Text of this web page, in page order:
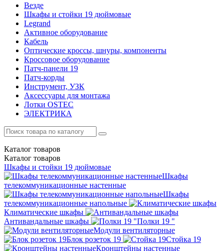
Везде
Шкафы и стойки 19 дюймовые
Legrand
Активное оборудование
Кабель
Оптические кроссы, шнуры, компоненты
Кроссовое оборудование
Патч-панели 19
Патч-корды
Инструмент, УЗК
Аксессуары для монтажа
Лотки OSTEC
ЭЛЕКТРИКА
Каталог товаров
Каталог товаров
Шкафы и стойки 19 дюймовые
Шкафы
телекоммуникационные настенные
Шкафы
телекоммуникационные напольные
Климатические шкафы
Антивандальные шкафы
Полки 19 "
Модули вентиляторные
Блок розеток 19
Стойка 19
Кронштейны настенные